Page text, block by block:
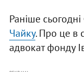
Раніше
Чайку. Про це в
адвокат фонду